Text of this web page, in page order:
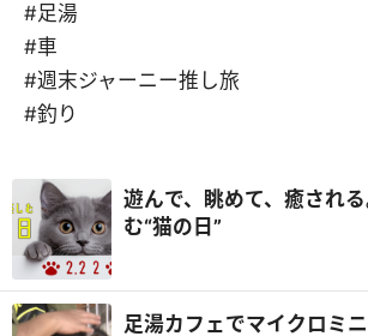
#足湯
#車
#週末ジャーニー推し旅
#釣り
遊んで、眺めて、癒され
む“猫の日”
足湯カフェでマイクロミ